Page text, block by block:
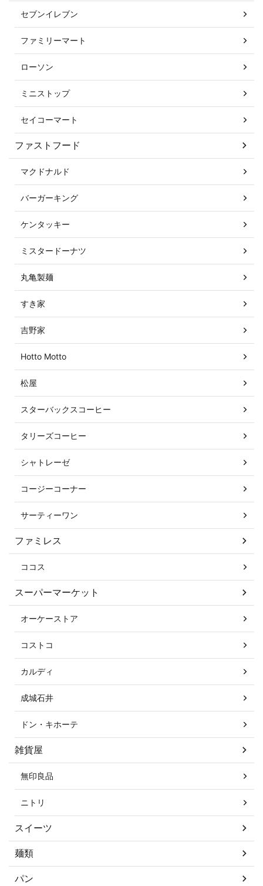
セブンイレブン
ファミリーマート
ローソン
ミニストップ
セイコーマート
ファストフード
マクドナルド
バーガーキング
ケンタッキー
ミスタードーナツ
丸亀製麺
すき家
吉野家
Hotto Motto
松屋
スターバックスコーヒー
タリーズコーヒー
シャトレーゼ
コージーコーナー
サーティーワン
ファミレス
ココス
スーパーマーケット
オーケーストア
コストコ
カルディ
成城石井
ドン・キホーテ
雑貨屋
無印良品
ニトリ
スイーツ
麺類
パン